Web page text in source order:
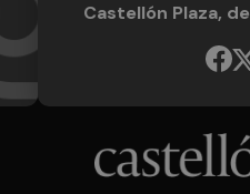
Castellón Plaza,